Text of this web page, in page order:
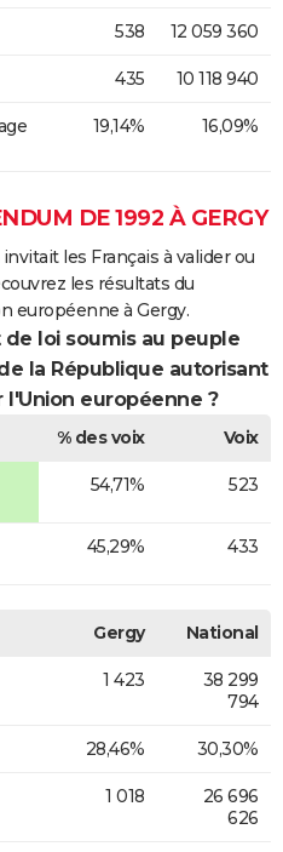
538 12 059 360
435 10 118 940
19,14% 16,09%
DE 1992 À GERGY
les Français à valider ou
les résultats du
européenne à Gergy.
loi soumis au peuple
la République autorisant
européenne ?
% des voix
Voix
54,71% 523
45,29% 433
Gergy National
1 423
38 299
794
28,46% 30,30%
1 018
26 696
626